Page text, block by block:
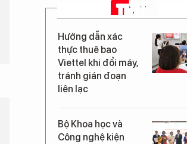
TIN MỚI
Hướng dẫn xác
thực thuê bao
Viettel khi đổi máy,
tránh gián đoạn
liên lạc
Bộ Khoa học và
Công nghệ kiện